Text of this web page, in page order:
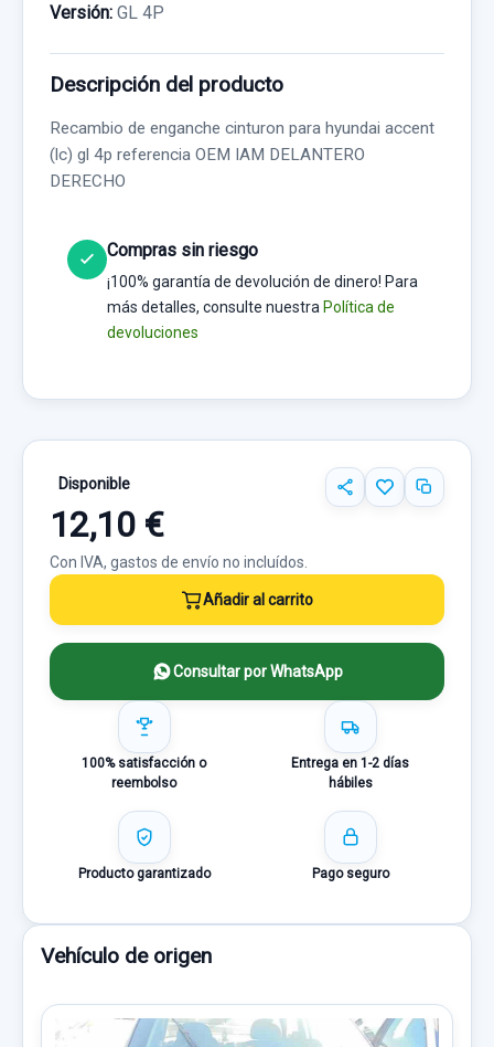
Versión: GL 4P
Descripción del producto
Recambio de enganche cinturon para hyundai accent
(lc) gl 4p referencia OEM IAM DELANTERO
DERECHO
Compras sin riesgo
¡100% garantía de devolución de dinero! Para
más detalles, consulte nuestra Política de
devoluciones
Disponible
12,10 €
Con IVA, gastos de envío no incluídos.
Añadir al carrito
Consultar por WhatsApp
100% satisfacción o
reembolso
Entrega en 1-2 días
hábiles
Producto garantizado Pago seguro
Vehículo de origen